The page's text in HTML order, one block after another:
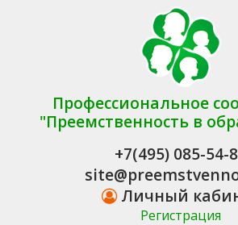
Профессиональное
"Преемственность в
+7(495) 085-54-
Личный
Регистрация